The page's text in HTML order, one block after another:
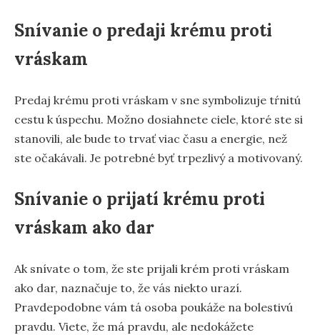
Snívanie o predaji krému proti
vráskam
Predaj krému proti vráskam v sne symbolizuje tŕnitú
cestu k úspechu. Možno dosiahnete ciele, ktoré ste si
stanovili, ale bude to trvať viac času a energie, než
ste očakávali. Je potrebné byť trpezlivý a motivovaný.
Snívanie o prijatí krému proti
vráskam ako dar
Ak snívate o tom, že ste prijali krém proti vráskam
ako dar, naznačuje to, že vás niekto urazí.
Pravdepodobne vám tá osoba poukáže na bolestivú
pravdu. Viete, že má pravdu, ale nedokážete